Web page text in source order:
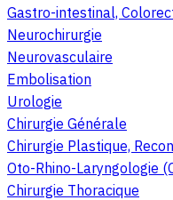
Gastro-intestinal,
Neurochirurgie
Neurovasculaire
Embolisation
Urologie
Chirurgie Générale
Chirurgie Plastique,
Oto-Rhino-Laryngologie
Chirurgie Thoracique